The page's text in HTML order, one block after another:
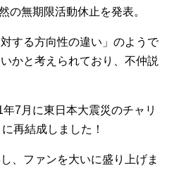
の無期限活動休止を発表。
する方向性の違い」のようで
かと考えられており、不仲説
7月に東日本大震災のチャリ
再結成しました！
、ファンを大いに盛り上げま